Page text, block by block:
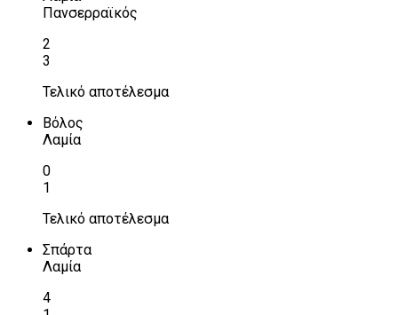
Πανσερραϊκός
2
3
Τελικό αποτέλεσμα
Βόλος
Λαμία
0
1
Τελικό αποτέλεσμα
Σπάρτα
Λαμία
4